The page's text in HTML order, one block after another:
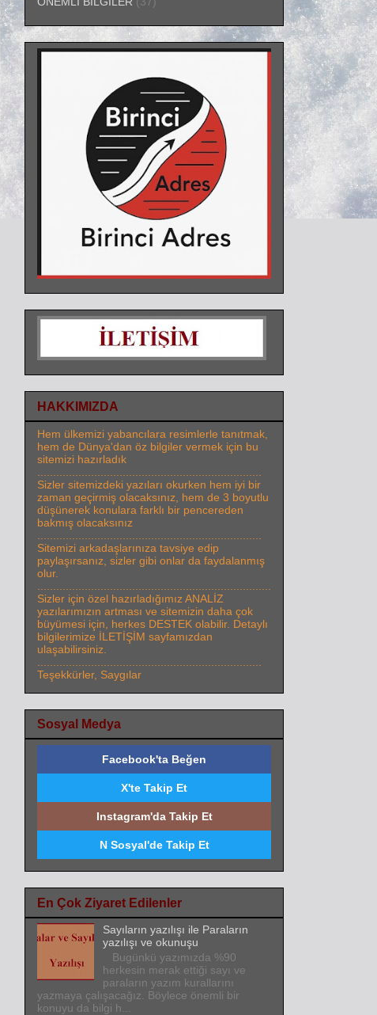
HAKKIMIZDA
Hem ülkemizi yabancılara resimlerle tanıtmak,
hem de Dünya'dan öz bilgiler vermek için bu
sitemizi hazırladık
Sizler sitemizdeki yazıları okurken hem iyi bir
zaman geçirmiş olacaksınız, hem de 3 boyutlu
düşünerek konulara farklı bir pencereden
bakmış olacaksınız
Sitemizi arkadaşlarınıza tavsiye edip
paylaşırsanız, sizler gibi onlar da faydalanmış
olur.
Sizler için özel hazırladığımız ANALİZ
yazılarımızın artması ve sitemizin daha çok
büyümesi için, herkes DESTEK olabilir. Detaylı
bilgilerimize İLETİŞİM sayfamızdan
ulaşabilirsiniz.
Teşekkürler, Saygılar
Sosyal Medya
Facebook'ta Beğen
X'te Takip Et
Instagram'da Takip Et
N Sosyal'de Takip Et
En Çok Ziyaret Edilenler
Sayıların yazılışı ile Paraların
yazılışı ve okunuşu
Bugünkü yazımızda %90
herkesin merak ettiği sayı ve
paraların yazım kurallarını
yazmaya çalışacağız. Böylece önemli bir
konuyu da bilgi h...